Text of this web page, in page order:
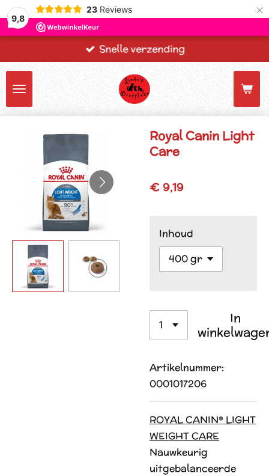
9,8
23 Reviews ×
Snelle verzending
Royal Canin Light
Care
€ 9,19
Inhoud
In
Artikelnummer:
0001017206
ROYAL CANIN® LIGHT
WEIGHT CARE
Nauwkeurig
uitgebalanceerde